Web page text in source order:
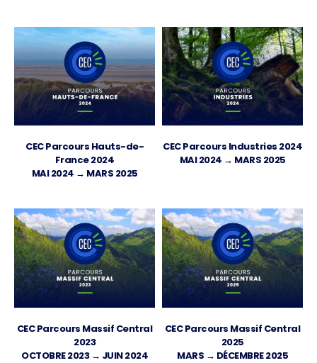
CEC Parcours Hauts-de-
France 2024
MAI 2024 → MARS 2025
CEC Parcours Industries 2024
MAI 2024 → MARS 2025
CEC Parcours Massif Central
2023
OCTOBRE 2023 → JUIN 2024
CEC Parcours Massif Central
2025
MARS → DÉCEMBRE 2025